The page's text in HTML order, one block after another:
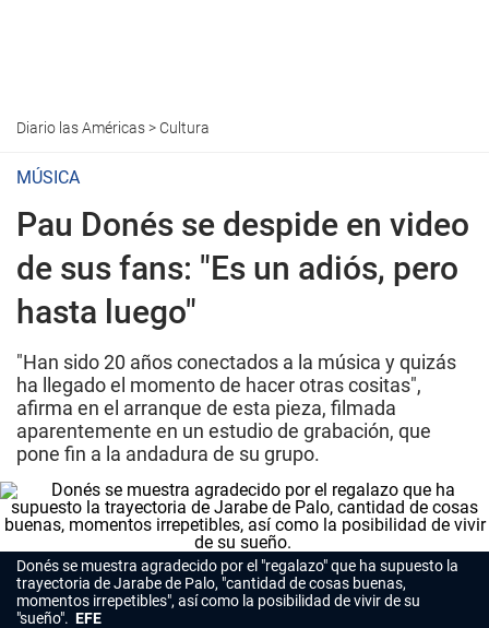
Diario las Américas> Cultura
MÚSICA
Pau Donés se despide en video
de sus fans: "Es un adiós, pero
hasta luego"
"Han sido 20 años conectados a la música y quizás
ha llegado el momento de hacer otras cositas",
afirma en el arranque de esta pieza, filmada
aparentemente en un estudio de grabación, que
pone fin a la andadura de su grupo.
Donés se muestra agradecido por el "regalazo" que ha supuesto la
trayectoria de Jarabe de Palo, "cantidad de cosas buenas,
momentos irrepetibles", así como la posibilidad de vivir de su
"sueño". EFE